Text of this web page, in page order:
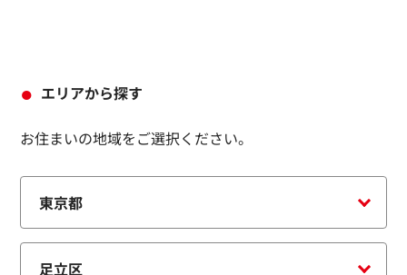
エリアから探す
お住まいの地域をご選択ください。